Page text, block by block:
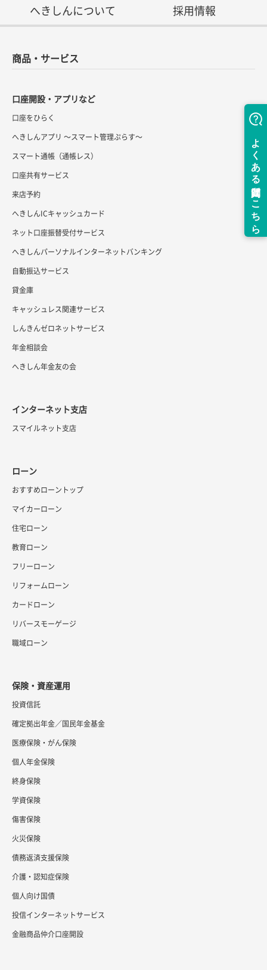
へきしんについて 採用情報
商品・サービス
口座開設・アプリなど
口座をひらく
へきしんアプリ ～スマート管理ぷらす～
スマート通帳（通帳レス）
口座共有サービス
来店予約
へきしんICキャッシュカード
ネット口座振替受付サービス
へきしんパーソナルインターネットバンキング
自動振込サービス
貸金庫
キャッシュレス関連サービス
しんきんゼロネットサービス
年金相談会
へきしん年金友の会
インターネット支店
スマイルネット支店
ローン
おすすめローントップ
マイカーローン
住宅ローン
教育ローン
フリーローン
リフォームローン
カードローン
リバースモーゲージ
職域ローン
保険・資産運用
投資信託
確定拠出年金／国民年金基金
医療保険・がん保険
個人年金保険
終身保険
学資保険
傷害保険
火災保険
債務返済支援保険
介護・認知症保険
個人向け国債
投信インターネットサービス
金融商品仲介口座開設